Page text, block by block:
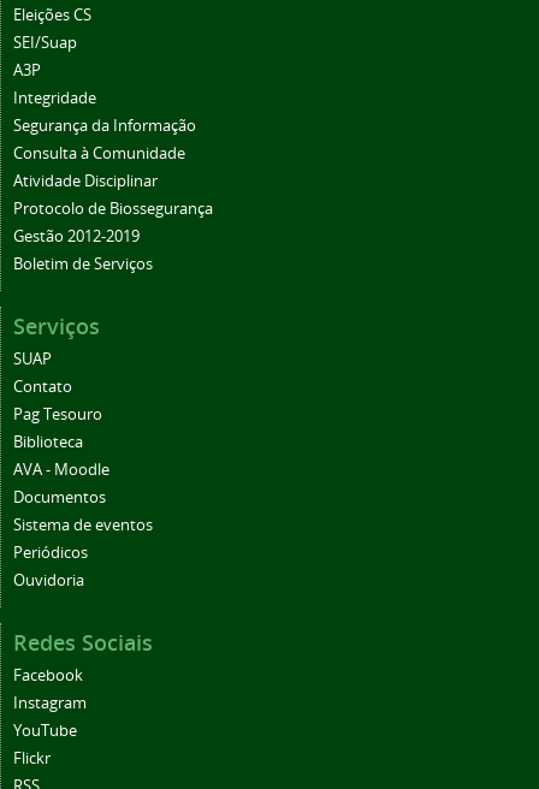
Eleições CS
SEI/Suap
A3P
Integridade
Segurança da Informação
Consulta à Comunidade
Atividade Disciplinar
Protocolo de Biossegurança
Gestão 2012-2019
Boletim de Serviços
Serviços
SUAP
Contato
Pag Tesouro
Biblioteca
AVA - Moodle
Documentos
Sistema de eventos
Periódicos
Ouvidoria
Redes Sociais
Facebook
Instagram
YouTube
Flickr